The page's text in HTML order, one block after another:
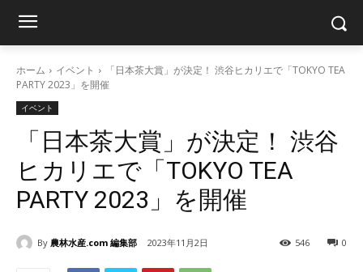
ホーム イベント
「日本茶大賞」が決定！ 渋谷ヒカリエで「TOKYO TEA
PARTY 2023」を開催
イベント
「日本茶大賞」が決定！ 渋谷
ヒカリエで「TOKYO TEA
PARTY 2023」を開催
By 農林水産.com 編集部 2023年11月2日 0
546